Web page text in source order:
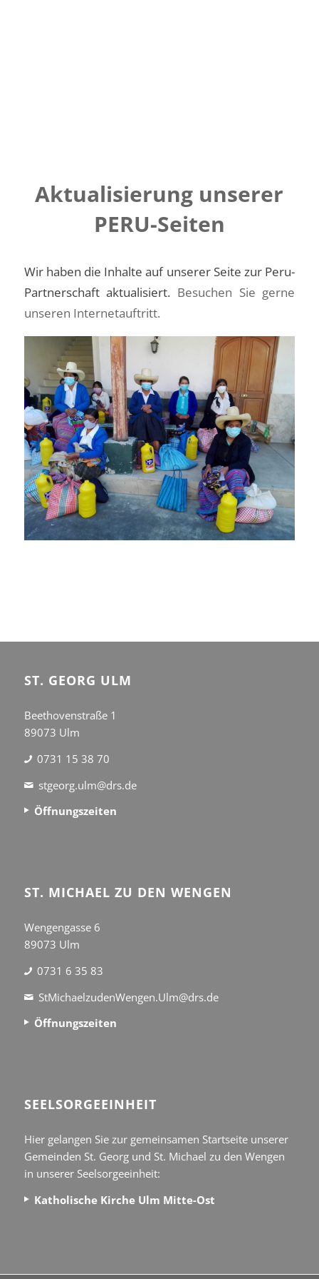
Aktualisierung unserer
PERU-Seiten
Wir haben die Inhalte auf unserer Seite zur Peru-
Partnerschaft aktualisiert. Besuchen Sie gerne
unseren Internetauftritt.
ST. GEORG ULM
Beethovenstraße 1
89073 Ulm
0731 15 38 70
stgeorg.ulm@drs.de
Öffnungszeiten
ST. MICHAEL ZU DEN WENGEN
Wengengasse 6
89073 Ulm
0731 6 35 83
StMichaelzudenWengen.Ulm@drs.de
Öffnungszeiten
SEEL­SORGE­EINHEIT
Hier gelangen Sie zur gemeinsamen Startseite unserer
Gemeinden St. Georg und St. Michael zu den Wengen
in unserer Seelsorgeeinheit:
Katholische Kirche Ulm Mitte-Ost